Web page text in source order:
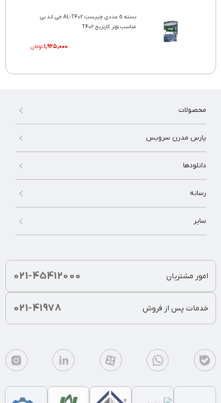
بسته 5 عددی چیپست AL-T402 جی اند بی
مناسب تونر کارتریج T402
۱,۹۲۵,۰۰۰تومان
محصولات
پارس مدرن سرویس
دانلودها
رسانه
سایر
021-45412000 امور مشتریان
021-41978 خدمات پس از فروش